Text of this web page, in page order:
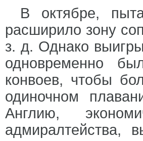
В октябре,
расширило зону
з. д. Однако
одновременно
конвоев, чтобы
одиночном
Англию,
адмиралтейства,